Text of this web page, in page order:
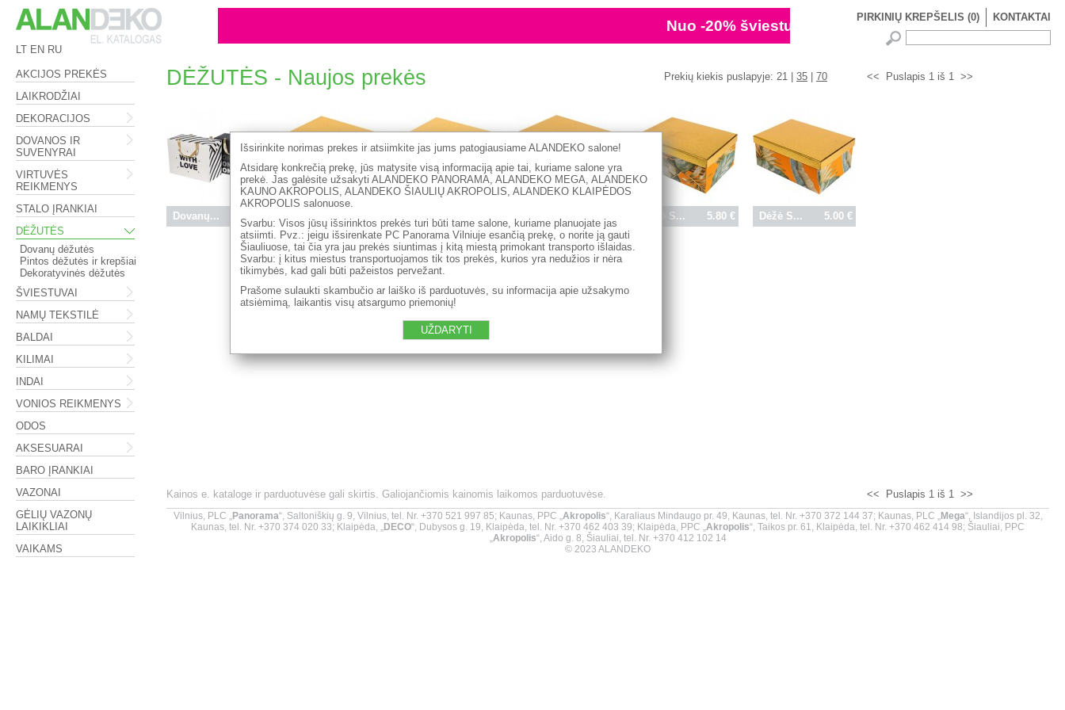
KONTAKTAI
PIRKINIŲ KREPŠELIS (0)
LT EN RU
Prekių kiekis puslapyje: 21 | 35 70 << Puslapis 1 iš 1 >>
DĖŽUTĖS - Naujos prekės
Išsirinkite norimas prekes ir atsiimkite jas jums patogiausiame ALANDEKO salone!
Atsidarę konkrečią prekę, jūs matysite visą informaciją apie tai, kuriame salone yra
prekė. Jas galėsite užsakyti ALANDEKO PANORAMA, ALANDEKO MEGA, ALANDEKO
KAUNO AKROPOLIS, ALANDEKO ŠIAULIŲ AKROPOLIS, ALANDEKO KLAIPĖDOS
AKROPOLIS salonuose.
Svarbu: Visos jūsų išsirinktos prekės turi būti tame salone, kuriame planuojate jas
atsiimti. Pvz.: jeigu išsirenkate PC Panorama Vilniuje esančią prekę, o norite ją gauti
Šiauliuose, tai čia yra jau prekės siuntimas į kitą miestą primokant transporto išlaidas.
Svarbu: į kitus miestus transportuojamos tik tos prekės, kurios yra nedužios ir nėra
tikimybės, kad gali būti pažeistos pervežant.
Prašome sulaukti skambučio ar laiško iš parduotuvės, su informacija apie užsakymo
atsiėmimą, laikantis visų atsargumo priemonių!
UŽDARYTI
2.50 €
Dovanų... 8.00 €
Dėžė S... 7.50 €
Dėžė S... 6.50 €
Dėžė S... 5.80 €
Dėžė S... 5.00 €
Dėžė S...
Kainos e. kataloge ir parduotuvėse gali skirtis. Galiojančiomis kainomis laikomos parduotuvėse. << Puslapis 1 iš 1 >>
AKCIJOS PREKĖS
LAIKRODŽIAI
DEKORACIJOS
DOVANOS IR
SUVENYRAI
VIRTUVĖS
REIKMENYS
STALO ĮRANKIAI
DĖŽUTĖS
Dovanų dėžutės
Pintos dėžutės ir krepšiai
Dekoratyvinės dėžutės
ŠVIESTUVAI
NAMŲ TEKSTILĖ
BALDAI
KILIMAI
INDAI
VONIOS REIKMENYS
ODOS
AKSESUARAI
BARO ĮRANKIAI
VAZONAI
GĖLIŲ VAZONŲ
LAIKIKLIAI
VAIKAMS
Vilnius, PLC „Panorama“, Saltoniškių g. 9, Vilnius, tel. Nr. +370 521 997 85; Kaunas, PPC „Akropolis“, Karaliaus Mindaugo pr. 49, Kaunas, tel. Nr. +370 372 144 37; Kaunas, PLC „Mega“, Islandijos pl. 32,
Kaunas, tel. Nr. +370 374 020 33; Klaipėda, „DECO“, Dubysos g. 19, Klaipėda, tel. Nr. +370 462 403 39; Klaipėda, PPC „Akropolis“, Taikos pr. 61, Klaipėda, tel. Nr. +370 462 414 98; Šiauliai, PPC
„Akropolis“, Aido g. 8, Šiauliai, tel. Nr. +370 412 102 14
© 2023 ALANDEKO